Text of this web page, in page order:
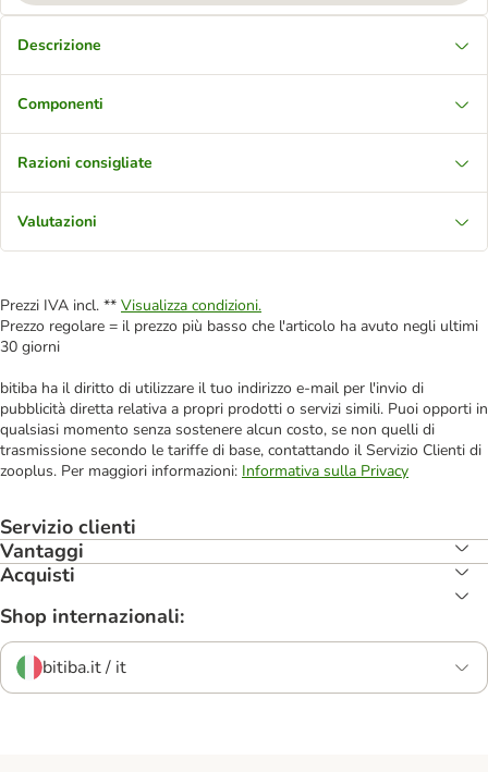
Descrizione
Componenti
Razioni consigliate
Valutazioni
Prezzi IVA incl. ** Visualizza condizioni.
Prezzo regolare = il prezzo più basso che l'articolo ha avuto negli ultimi
30 giorni
bitiba ha il diritto di utilizzare il tuo indirizzo e-mail per l'invio di
pubblicità diretta relativa a propri prodotti o servizi simili. Puoi opporti in
qualsiasi momento senza sostenere alcun costo, se non quelli di
trasmissione secondo le tariffe di base, contattando il Servizio Clienti di
zooplus. Per maggiori informazioni: Informativa sulla Privacy
Servizio clienti
Vantaggi
Acquisti
Shop internazionali:
bitiba.it / it